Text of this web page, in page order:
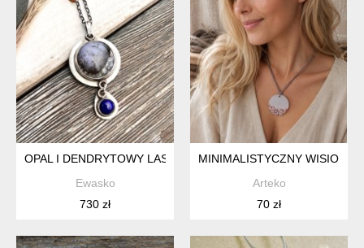
OPAL I DENDRYTOWY LAS - SREBRNY WISIOR
Ewasko
730 zł
MINIMALISTYCZNY WISIOR Z
Arteko
70 zł